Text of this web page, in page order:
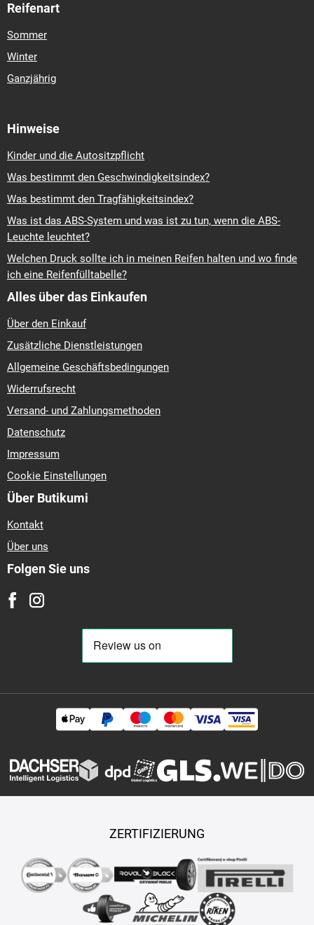
Reifenart
Sommer
Winter
Ganzjährig
Hinweise
Kinder und die Autositzpflicht
Was bestimmt den Geschwindigkeitsindex?
Was bestimmt den Tragfähigkeitsindex?
Was ist das ABS-System und was ist zu tun, wenn die ABS-
Leuchte leuchtet?
Welchen Druck sollte ich in meinen Reifen halten und wo finde
ich eine Reifenfülltabelle?
Alles über das Einkaufen
Über den Einkauf
Zusätzliche Dienstleistungen
Allgemeine Geschäftsbedingungen
Widerrufsrecht
Versand- und Zahlungsmethoden
Datenschutz
Impressum
Cookie Einstellungen
Über Butikumi
Kontakt
Über uns
Folgen Sie uns
ZERTIFIZIERUNG